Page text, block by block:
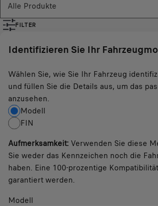
Alle Produkte
FILTER
Identifizieren Sie Ihr
Wählen Sie, wie Sie Ihr Fahrzeug
und füllen Sie die Details aus, um das
anzusehen.
Modell
FIN
Aufmerksamkeit: Verwenden Sie diese
Sie weder das Kennzeichen noch die
haben. Eine 100-prozentige
garantiert werden.
Modell